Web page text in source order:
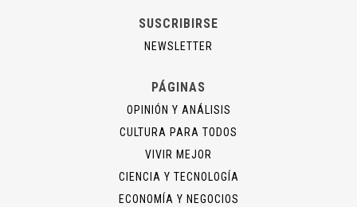
SUSCRIBIRSE
NEWSLETTER
PÁGINAS
OPINIÓN Y ANÁLISIS
CULTURA PARA TODOS
VIVIR MEJOR
CIENCIA Y TECNOLOGÍA
ECONOMÍA Y NEGOCIOS